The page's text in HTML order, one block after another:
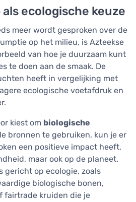
ecologische keuze
meer wordt gesproken over de
op het milieu, is Azteekse
van hoe je duurzaam kunt
te doen aan de smaak. De
heeft in vergelijking met
ecologische voetafdruk en
kiest om biologische
bronnen te gebruiken, kun je er
een positieve impact heeft,
maar ook op de planeet.
gericht op ecologie, zoals
biologische bonen,
fairtrade kruiden die je